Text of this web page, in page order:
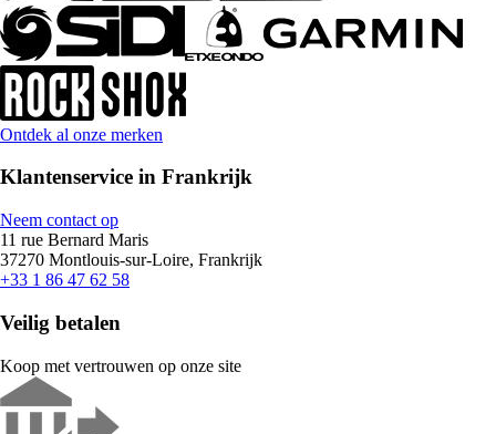
Ontdek al onze merken
Klantenservice in Frankrijk
Neem contact op
11 rue Bernard Maris
37270 Montlouis-sur-Loire, Frankrijk
+33 1 86 47 62 58
Veilig betalen
Koop met vertrouwen op onze site